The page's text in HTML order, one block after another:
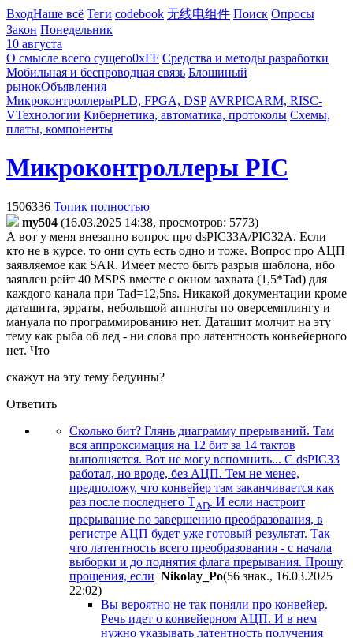
ВходНаше всё Теги codebook 无线电组件 Поиск Опросы
Закон Понедельник
10 августа
О смысле всего сущего0xFF Средства и методы разработки
Мобильная и беспроводная связь Блошиный
рынокОбъявления
МикроконтроллерыPLD, FPGA, DSP AVRPICARM, RISC-
VТехнологии Кибернетика, автоматика, протоколы Схемы,
платы, компоненты
Микроконтроллеры PIC
1506336 Топик полностью
my504 (16.03.2025 14:38, просмотров: 5773)
А вот у меня внезапно вопрос про dsPIC33A/PIC32A. Если
кто не в курсе. то они суть есть одно и тоже. Вопрос про АЦП
заявляемое как SAR. Имеет место быть разрыв шаблона, ибо
заявлен рейт 40 MSPS вместе с окном захвата (1,5*Tad) для
каждого канала при Tad=12,5ns. Никакой документации кроме
даташита, эрраты, небольшой аппноты по оверсемплингу и
мануала по программированию нет. Даташит молчит на эту
тему как рыба об лед - ни слова про латентность конвейерного
нет. Что
скажут на эту тему бедуины?
Ответить
Сколько бит? Глянь диаграмму прерываний. Там
вся аппроксимация на 12 бит за 14 тактов
выполняется. Вот не могу вспомнить... С dsPIC33
работал, но вроде, без АЦП. Тем не менее,
предположу, что конвейер там заканчивается как
раз после последнего TAD. И если настроит
прерывание по завершению преобразования, в
регистре АЦП будет уже готовый результат. Так
что латентность всего преобразования - с начала
выборки и до поднятия флага прерывания. Прошу
прощения, если Nikolay_Po(56 знак., 16.03.2025
22:02)
Вы вероятно не так поняли про конвейер.
Речь идет о конвейерном АЦП. И в нем
нужно указывать латентность получения